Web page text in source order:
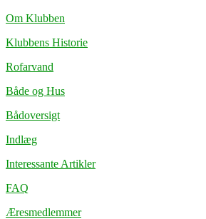
Om Klubben
Klubbens Historie
Rofarvand
Både og Hus
Bådoversigt
Indlæg
Interessante Artikler
FAQ
Æresmedlemmer